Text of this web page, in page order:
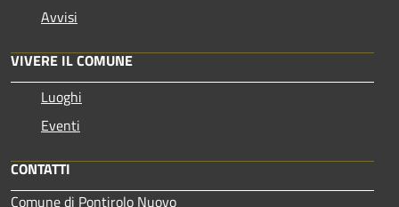
Avvisi
VIVERE IL COMUNE
Luoghi
Eventi
CONTATTI
Comune di Pontirolo Nuovo